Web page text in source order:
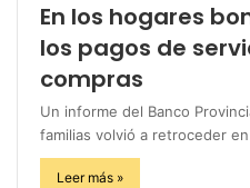
En los hogares
los pagos de
compras
Un informe del Banco
familias volvió a retroceder
Leer más »